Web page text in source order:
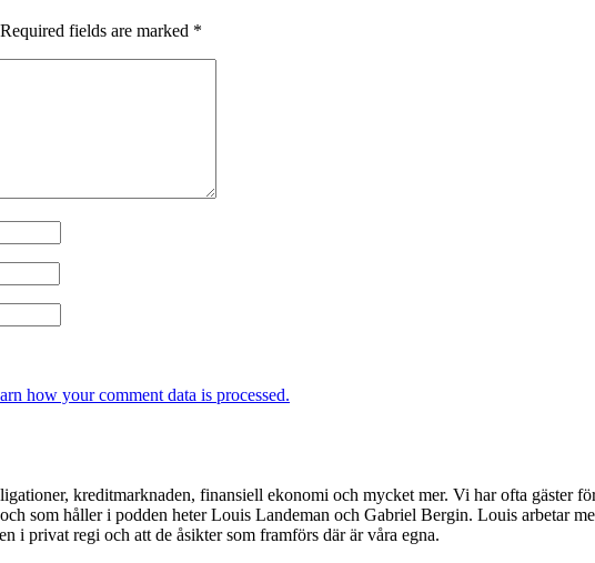
Required fields are marked *
how your comment data is processed.
kreditmarknaden, finansiell ekonomi och mycket mer. Vi har ofta gäster
som håller i podden heter Louis Landeman och Gabriel Bergin. Louis arbetar
i privat regi och att de åsikter som framförs där är våra egna.